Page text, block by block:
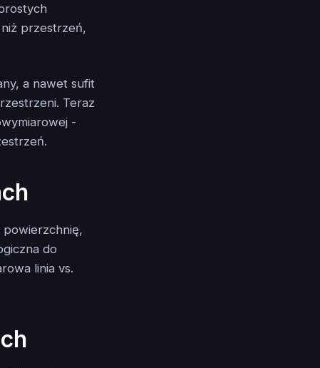
przestrzeń,
a nawet sufit
Teraz
-
powierzchnię,
do
linia vs.